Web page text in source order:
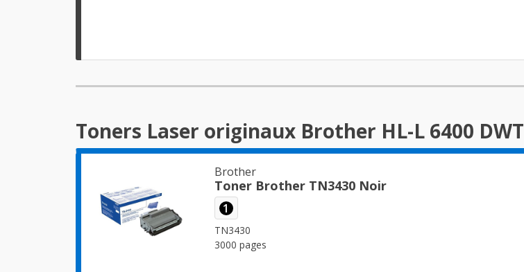
Toners Laser originaux Brother HL-L 6400 DWT
Brother
Toner Brother TN3430 Noir
1
TN3430
3000 pages